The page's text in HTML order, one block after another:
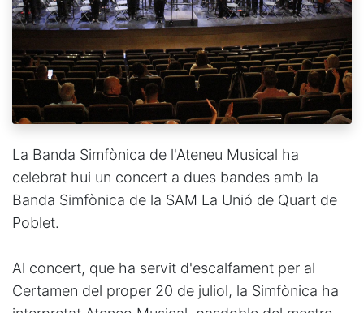
La Banda Simfònica de l'Ateneu Musical ha
celebrat hui un concert a dues bandes amb la
Banda Simfònica de la SAM La Unió de Quart de
Poblet.
Al concert, que ha servit d'escalfament per al
Certamen del proper 20 de juliol, la Simfònica ha